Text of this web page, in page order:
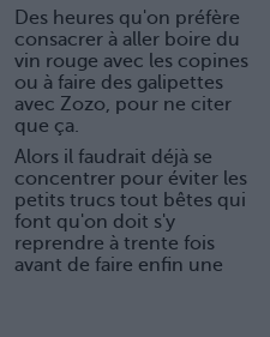
Des heures qu'on préfère
consacrer à aller boire du
vin rouge avec les copines
ou à faire des galipettes
avec Zozo, pour ne citer
que ça.
Alors il faudrait déjà se
concentrer pour éviter les
petits trucs tout bêtes qui
font qu'on doit s'y
reprendre à trente fois
avant de faire enfin une